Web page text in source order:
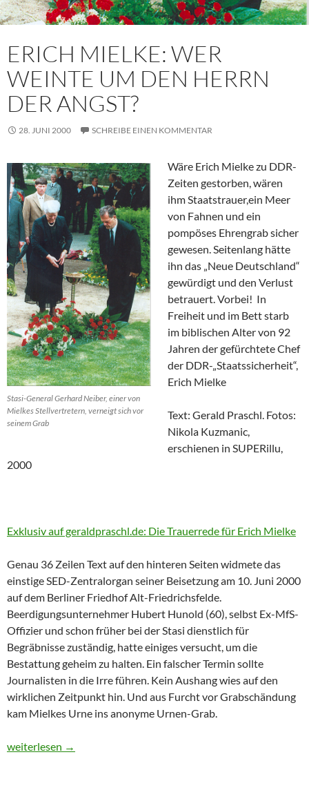
ERICH MIELKE: WER
WEINTE UM DEN HERRN
DER ANGST?
28. JUNI 2000 SCHREIBE EINEN KOMMENTAR
Stasi-General Gerhard Neiber, einer von
Mielkes Stellvertretern, verneigt sich vor
seinem Grab
Wäre Erich Mielke zu DDR-
Zeiten gestorben, wären
ihm Staatstrauer,ein Meer
von Fahnen und ein
pompöses Ehrengrab sicher
gewesen. Seitenlang hätte
ihn das „Neue Deutschland“
gewürdigt und den Verlust
betrauert. Vorbei! In
Freiheit und im Bett starb
im biblischen Alter von 92
Jahren der gefürchtete Chef
der DDR-„Staatssicherheit“,
Erich Mielke
Text: Gerald Praschl. Fotos:
Nikola Kuzmanic,
erschienen in SUPERillu,
2000
Exklusiv auf geraldpraschl.de: Die Trauerrede für Erich Mielke
Genau 36 Zeilen Text auf den hinteren Seiten widmete das
einstige SED-Zentralorgan seiner Beisetzung am 10. Juni 2000
auf dem Berliner Friedhof Alt-Friedrichsfelde.
Beerdigungsunternehmer Hubert Hunold (60), selbst Ex-MfS-
Offizier und schon früher bei der Stasi dienstlich für
Begräbnisse zuständig, hatte einiges versucht, um die
Bestattung geheim zu halten. Ein falscher Termin sollte
Journalisten in die Irre führen. Kein Aushang wies auf den
wirklichen Zeitpunkt hin. Und aus Furcht vor Grabschändung
kam Mielkes Urne ins anonyme Urnen-Grab.
Erich Mielke: Wer weinte um den Herrn der Angst?
weiterlesen →